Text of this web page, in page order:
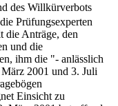
des Willkürverbots
Prüfungsexperten
die Anträge, den
und die
ihm die "- anlässlich
2001 und 3. Juli
Einsicht zu